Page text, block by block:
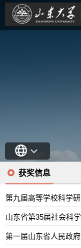
获奖信息
第九届高等学校科学
山东省第35届社会科
第一届山东省人民政